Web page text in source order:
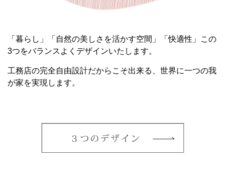
「暮らし」「自然の美しさを活かす空間」「快適性」この
3つをバランスよくデザインいたします。
工務店の完全自由設計だからこそ出来る、世界に一つの我
が家を実現します。